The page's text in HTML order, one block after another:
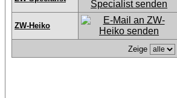
ZW-Heiko
Zeige